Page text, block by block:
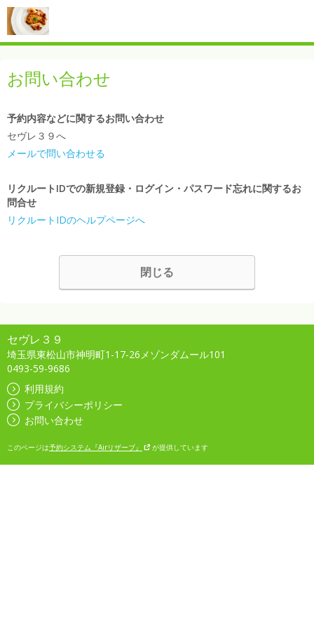
お問い合わせ
予約内容などに関するお問い合わせ
セヴレ３９へ
メールで問い合わせる
リクルートIDでの新規登録・ログイン・パスワード忘れに関するお
問合せ
リクルートIDのヘルプページへ
閉じる
セヴレ３９
埼玉県東松山市神明町1-17-26メゾンダムール101
0493-59-9686
利用規約
プライバシーポリシー
お問い合わせ
このページは予約システム『Airリザーブ』 が提供しています